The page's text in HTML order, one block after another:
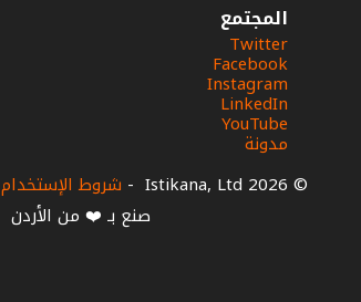
المجتمع
Twitter
Facebook
Instagram
LinkedIn
YouTube
مدونة
© 2026 Istikana, Ltd
- شروط الإستخدام
صنع بـ ❤️ من الأردن